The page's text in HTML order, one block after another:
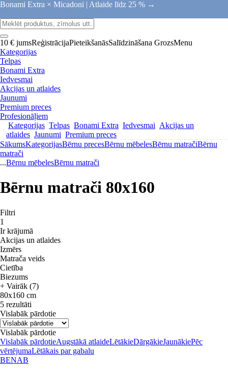
Bonami Extra × Micadoni | Atlaide līdz 25 % →
10 € jumsReģistrācijaPieteikšanāsSalīdzināšana GrozsMenu
Kategorijas
Telpas
Bonami Extra
Iedvesmai
Akcijas un atlaides
Jaunumi
Premium preces
Profesionāļiem
Kategorijas Telpas Bonami Extra Iedvesmai Akcijas un
atlaides Jaunumi Premium preces
SākumsKategorijasBērnu precesBērnu mēbelesBērnu matračiBērnu
matrači
...Bērnu mēbelesBērnu matrači
Bērnu matrači 80x160
Filtri
1
Ir krājumā
Akcijas un atlaides
Izmērs
Matrača veids
Cietība
Biezums
+ Vairāk (7)
80x160 cm
5 rezultāti
Vislabāk pārdotie
Vislabāk pārdotie
Vislabāk pārdotieAugstākā atlaideLētākieDārgākieJaunākiePēc
vērtējumaLētākais par gabalu
BENAB